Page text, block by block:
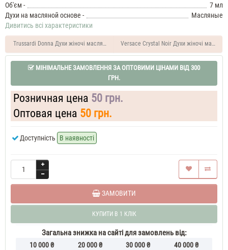
жіночі
Versace
Bright
Crystal
37
Духи
Bright
Crystal
Духи
жіночі
MLVersace
Crystal
ML
жіночий
Crystal
Об'єм -
7 мл
Духи на масляной основе -
Масляные
Дивитись всі характеристики
Trussardi Donna Духи жіночі масляні 7 MLVersace Crystal Noir Духи жіночі масляні
МІНІМАЛЬНЕ ЗАМОВЛЕННЯ ЗА ОПТОВИМИ ЦІНАМИ ВІД 300
ГРН.
Розничная цена 50 грн.
Оптовая цена 50 грн.
Доступність В наявності
ЗАМОВИТИ
КУПИТИ В 1 КЛІК
Загальна знижка на сайті для замовлень від:
10 000 ₴
20 000 ₴
30 000 ₴
40 000 ₴